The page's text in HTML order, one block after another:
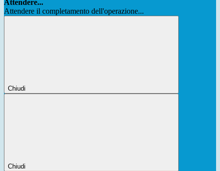
Attendere...
Attendere il completamento dell'operazione...
Chiudi
Chiudi